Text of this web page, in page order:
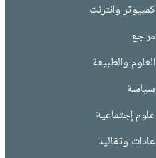
كمبيوتر وانترنت
مراجع
العلوم والطبيعة
سياسة
علوم إجتماعية
عادات وتقاليد